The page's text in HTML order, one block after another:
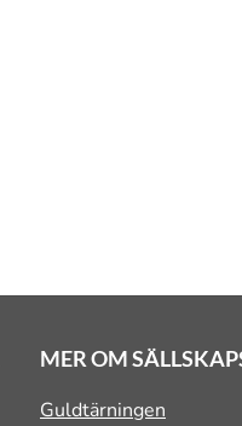
MER OM
Guldtärningen